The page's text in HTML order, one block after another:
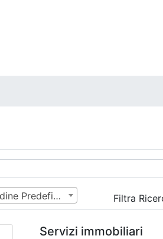
Ordine Predefinito Filtra
Servizi immobiliari